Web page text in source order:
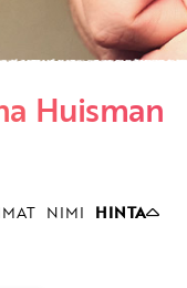
SISÄÄN
asiakkaamme?
Huisman
NIMI HINTA